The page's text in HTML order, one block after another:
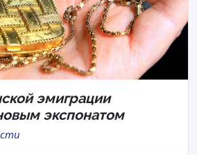
эмиграции
экспонатом